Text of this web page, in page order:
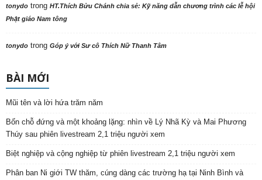
tonydo trong HT.Thích Bửu Chánh chia sẻ: Kỹ năng dẫn chương trình các lễ hội
Phật giáo Nam tông
tonydo trong Góp ý với Sư cô Thích Nữ Thanh Tâm
BÀI MỚI
Mũi tên và lời hứa trăm năm
Bốn chỗ đứng và một khoảng lặng: nhìn về Lý Nhã Kỳ và Mai Phương
Thúy sau phiên livestream 2,1 triệu người xem
Biệt nghiệp và cộng nghiệp từ phiên livestream 2,1 triệu người xem
Phân ban Ni giới TW thăm, cúng dàng các trường hạ tại Ninh Bình và